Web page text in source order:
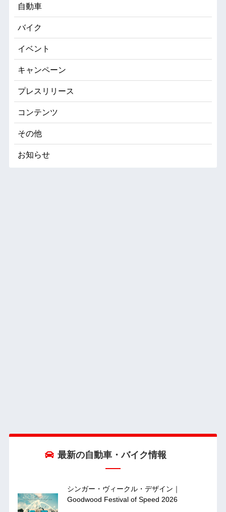
自動車
バイク
イベント
キャンペーン
プレスリリース
コンテンツ
その他
お知らせ
最新の自動車・バイク情報
シンガー・ヴィークル・デザイン｜
Goodwood Festival of Speed 2026